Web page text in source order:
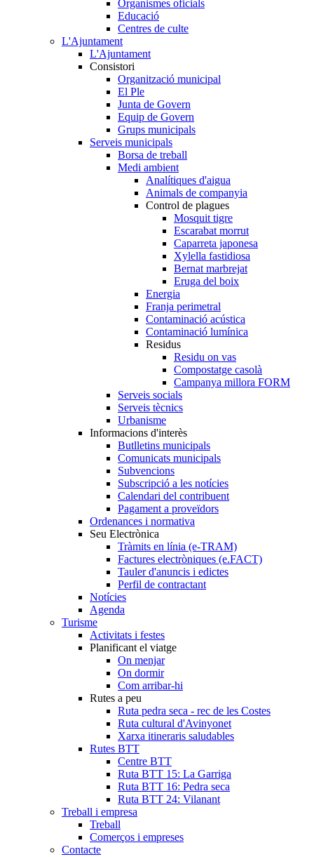
Organismes oficials
Educació
Centres de culte
L'Ajuntament
L'Ajuntament
Consistori
Organització municipal
El Ple
Junta de Govern
Equip de Govern
Grups municipals
Serveis municipals
Borsa de treball
Medi ambient
Analítiques d'aigua
Animals de companyia
Control de plagues
Mosquit tigre
Escarabat morrut
Caparreta japonesa
Xylella fastidiosa
Bernat marbrejat
Eruga del boix
Energia
Franja perimetral
Contaminació acústica
Contaminació lumínica
Residus
Residu on vas
Compostatge casolà
Campanya millora FORM
Serveis socials
Serveis tècnics
Urbanisme
Informacions d'interès
Butlletins municipals
Comunicats municipals
Subvencions
Subscripció a les notícies
Calendari del contribuent
Pagament a proveïdors
Ordenances i normativa
Seu Electrònica
Tràmits en línia (e-TRAM)
Factures electròniques (e.FACT)
Tauler d'anuncis i edictes
Perfil de contractant
Notícies
Agenda
Turisme
Activitats i festes
Planificant el viatge
On menjar
On dormir
Com arribar-hi
Rutes a peu
Ruta pedra seca - rec de les Costes
Ruta cultural d'Avinyonet
Xarxa itineraris saludables
Rutes BTT
Centre BTT
Ruta BTT 15: La Garriga
Ruta BTT 16: Pedra seca
Ruta BTT 24: Vilanant
Treball i empresa
Treball
Comerços i empreses
Contacte